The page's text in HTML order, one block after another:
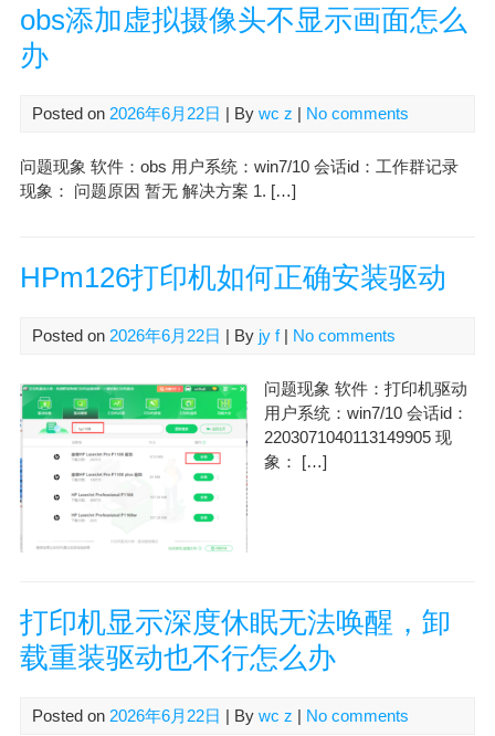
obs添加虚拟摄像头不显示画面怎么
办
Posted on 2026年6月22日 | By wc z No comments
问题现象 软件：obs 用户系统：win7/10 会话id：工作群记录
现象： 问题原因 暂无 解决方案 1. […]
HPm126打印机如何正确安装驱动
Posted on 2026年6月22日 | By jy f| No comments
问题现象 软件：打印机驱动
用户系统：win7/10 会话id：
2203071040113149905 现
象： […]
打印机显示深度休眠无法唤醒，卸
载重装驱动也不行怎么办
Posted on 2026年6月22日 | By wc z | No comments